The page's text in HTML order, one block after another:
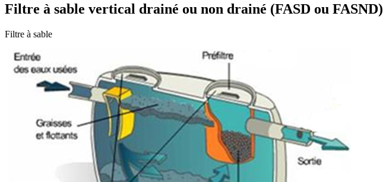
Filtre à sable vertical drainé ou non drainé (FASD ou FASND)
Filtre à sable